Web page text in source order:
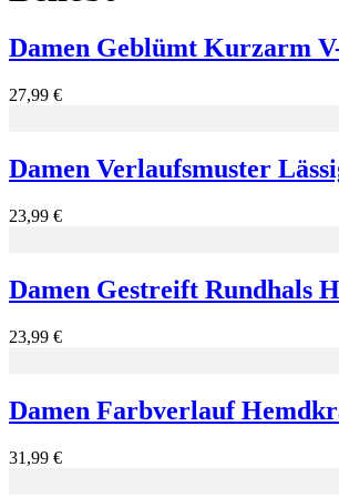
Damen Geblümt Kurzarm
27,99 €
Damen Verlaufsmuster
23,99 €
Damen Gestreift Rundhals
23,99 €
Damen Farbverlauf
31,99 €